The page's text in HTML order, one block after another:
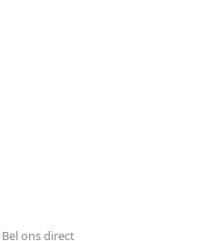
Bel ons direct